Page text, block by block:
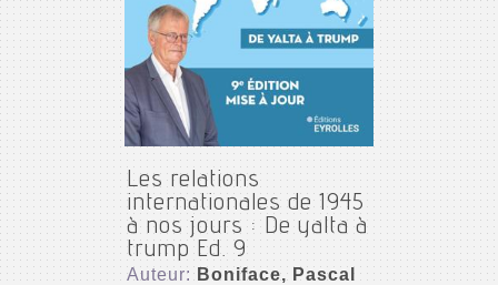
Les relations
internationales de 1945
à nos jours : De yalta à
trump Ed. 9
Auteur: Boniface, Pascal